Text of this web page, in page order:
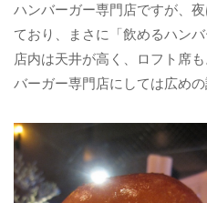
ハンバーガー専門店ですが、
ており、まさに「飲めるハンバ
店内は天井が高く、ロフト席
バーガー専門店にしては広めの